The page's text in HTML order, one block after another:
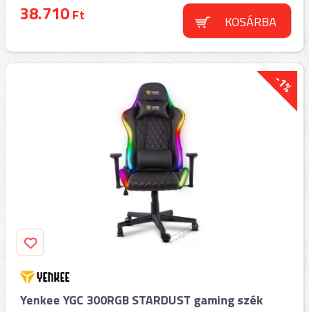
38.710Ft KOSÁRBA
-1%
Yenkee YGC 300RGB STARDUST gaming szék